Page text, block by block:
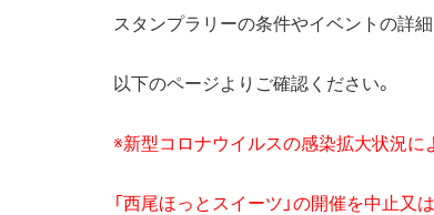
スタンプラリーの条件やイベントの詳
以下のページよりご確認ください。
※新型コロナウイルスの感染拡大状況に
「西尾ほっとスイーツ」の開催を中止又